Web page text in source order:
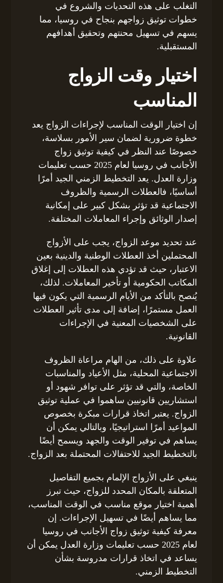
التغلب على هذه التحديات والشروع في
خطوات توثيق زواجهم بنجاح في روسيا، مما
يسهم في تسهيل محنتهم وتحقيق أهدافهم
المستقبلية.
اختيار وقت الزواج
المناسب
إن اختيار الوقت المناسب لإجراءات الزواج يعد
خطوة ضرورية لضمان سير الأمور بسلاسة،
خصوصًا عند النظر في كيفية توثيق زواج
الأجانب في روسيا لعام 2025 حسب تعليمات
وزارة العدل. يعد التخطيط الزمني الجيد أمرًا
أساسيًا، فالعطلات الرسمية والظروف
الاجتماعية قد تؤثر بشكل كبير على إمكانية
إصدار الوثائق وإجراء المعاملات المختلفة.
عند تحديد موعد الزواج، يجب على الأزواج
المحتملين أخذ العطلات الوطنية والدينية بعين
الاعتبار، حيث قد تؤدي هذه العطلات إلى إغلاق
المكاتب الحكومية أو تأخير المعاملات. لذلك،
يُنصح بالتأكد من الأيام الرسمية التي يكون فيها
العمل مستمرًا، إضافة إلى مدى تأثير العطلات
على الشخصيات المعنية في الإجراءات
القانونية.
علاوة على ذلك، من الهام مراعاة الظروف
الاجتماعية المحلية، مثل الأعياد والمناسبات
الخاصة، والتي قد تؤثر على توافر شهود أو
استشاريين قانونيين ساهموا في عملية توثيق
الزواج. يعتبر اتخاذ قرارات مبكرة بخصوص
المواعيد أمرًا استراتيجيًا، وبالتالي يمكن أن
يساهم في توفير الوقت والجهد ويسمح أيضًا
بالتخطيط الجيد للاحتفالات المحتملة بعد الزواج.
ينبغي على الأزواج الإلمام بجميع التفاصيل
المتعلقة بالمكان المحدد للزواج، حيث تبرز
أهمية اختيار موقع مناسب في الوقت المناسب،
مما يساهم أيضًا في تسهيل الإجراءات. إن
معرفة كيفية توثيق زواج الأجانب في روسيا
لعام 2025 حسب تعليمات وزارة العدل يمكن أن
يساعد في اتخاذ قرارات مدروسة بشأن
التخطيط الزمني.